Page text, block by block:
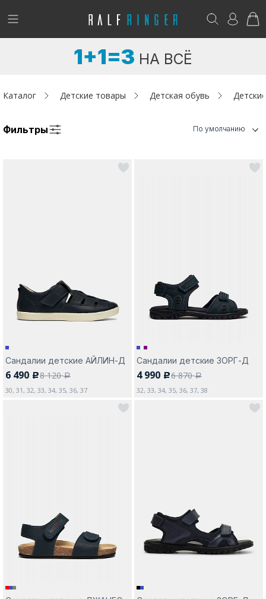
!
Женщинам
Да, все верно Изменить город
Возникли вопросы? - club@ralf.ru
1+1=3 НА ВСЁ
Каталог Детские товары Детская обувь
Фильтры По умолчанию
Сандалии детские АЙЛИН-Д
6 490 c8 120a
30, 31, 32, 33, 34, 35, 36, 37
Сандалии детские ЗОРГ-Д
4 990 c6 870a
32, 33, 34, 35, 36, 37, 38